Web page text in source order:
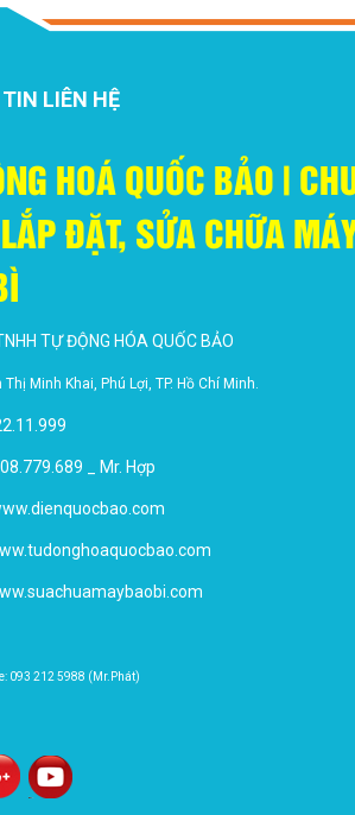
LIÊN HỆ
HOÁ QUỐC BẢO |
ĐẶT, SỬA CHỮA
TỰ ĐỘNG HÓA QUỐC BẢO
Thị Minh Khai, Phú Lợi, TP. Hồ Chí Minh.
_ Mr. Hợp
093 212 5988 (Mr.Phát)